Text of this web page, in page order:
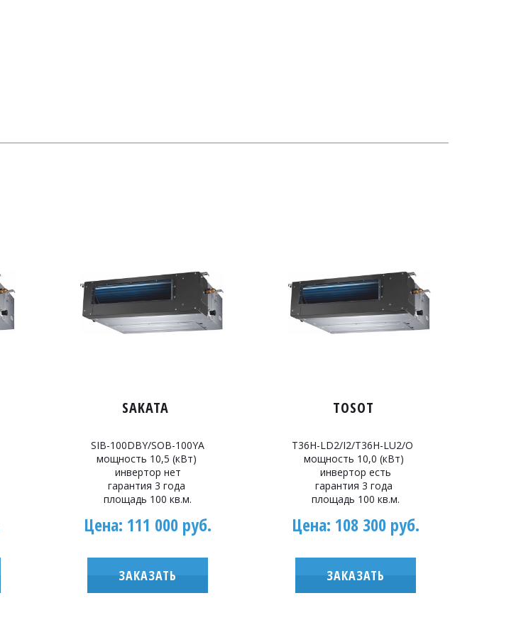
SAKATA
SIB-100DBY/SOB-100YA
мощность 10,5 (кВт)
инвертор нет
гарантия 3 года
площадь 100 кв.м.
Цена: 111 000 руб.
ЗАКАЗАТЬ
TOSOT
T36H-LD2/I2/T36H-LU2/O
мощность 10,0 (кВт)
инвертор есть
гарантия 3 года
площадь 100 кв.м.
Цена: 108 300 руб.
ЗАКАЗАТЬ